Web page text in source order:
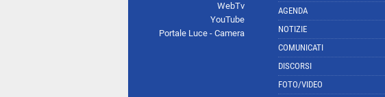
WebTv
YouTube
Portale Luce - Camera
AGENDA
NOTIZIE
COMUNICATI
DISCORSI
FOTO/VIDEO